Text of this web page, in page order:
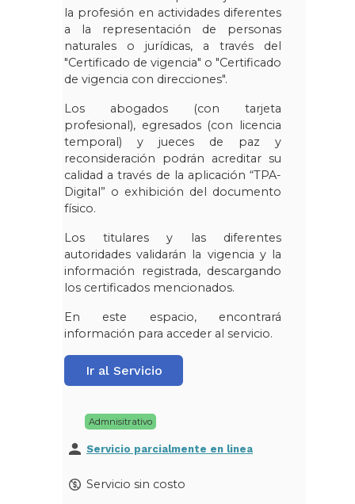
la profesión en actividades diferentes
a la representación de personas
naturales o jurídicas, a través del
"Certificado de vigencia" o "Certificado
de vigencia con direcciones".
Los abogados (con tarjeta
profesional), egresados (con licencia
temporal) y jueces de paz y
reconsideración podrán acreditar su
calidad a través de la aplicación “TPA-
Digital” o exhibición del documento
físico.
Los titulares y las diferentes
autoridades validarán la vigencia y la
información registrada, descargando
los certificados mencionados.
En este espacio, encontrará
información para acceder al servicio.
Ir al Servicio
Admnisitrativo
Servicio parcialmente en linea
Servicio sin costo